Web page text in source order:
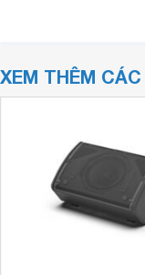
XEM THÊM